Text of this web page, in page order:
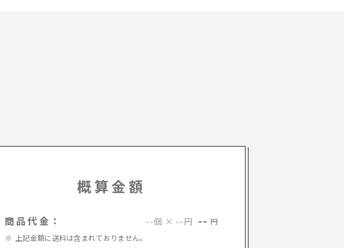
概算金額
商品代金： --個 × --円 -- 円
上記金額に送料は含まれておりません。